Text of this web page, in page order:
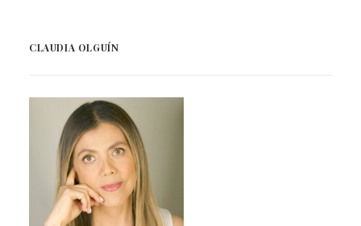
CLAUDIA OLGUÍN